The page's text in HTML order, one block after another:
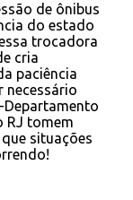
de ônibus
do estado
trocadora
cria
paciência
necessário
Departamento
RJ tomem
situações